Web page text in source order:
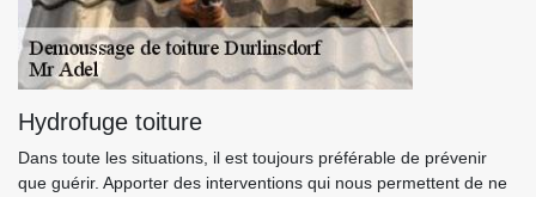
Hydrofuge toiture
Dans toute les situations, il est toujours préférable de prévenir
que guérir. Apporter des interventions qui nous permettent de ne